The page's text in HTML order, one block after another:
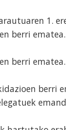
1.
berri
berri
berri